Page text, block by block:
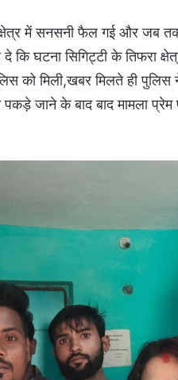
में सनसनी फैल गई और जब
कि घटना सिगिट्टी के तिफरा
को मिली,खबर मिलते ही
जाने के बाद बाद मामला